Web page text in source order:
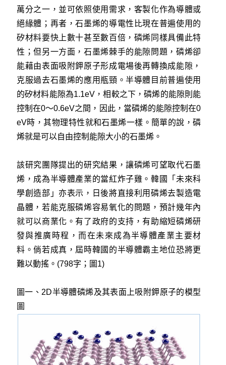
萬分之一，並可依照使用需求，客製化作為導體或
絕緣體；再者，石墨烯的導電性比現在普遍使用的
矽材料要快上數十甚至數百倍，磷烯同樣具備此特
性；但另一方面，石墨烯棘手的能隙問題，磷烯卻
能藉由表面吸附鉀原子形成電場後再轉換成能隙，
克服過去石墨烯的應用瓶頸。半導體目前普遍使用
的矽材料能隙為1.1eV，相較之下，磷烯的能隙則能
控制在0～0.6eV之間，因此，當磷烯的能隙控制在0
eV時，其物理特性就和石墨烯一樣。簡單的說，磷
烯就是可以自由控制能隙大小的石墨烯。
該研究團隊提出的研究結果，讓磷烯可望取代石墨
烯，成為半導體產業的當紅炸子雞。韓國「未來科
學創造部」亦表示，日後將直接利用磷烯去製造電
晶體，若能克服磷烯容易氧化的問題，預計幾年內
就可以商業化。有了政府的支持，有助縮短磷烯研
發與推廣時程，而在未來成為半導體產業主要材
料。倘若成真，屆時韓國的半導體霸主地位恐將更
難以動搖。(798字；圖1)
圖一、2D半導體磷烯及其表面上吸附鉀原子的模型
圖